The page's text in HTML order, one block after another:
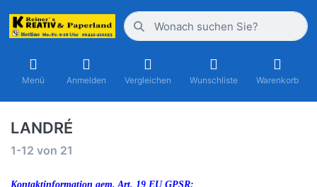
Menü Anmelden Vergleichen Wunschliste Warenkorb
LANDRÉ
1-12 von 21
Kontaktinformation gem. Art. 19 EU GPSR: